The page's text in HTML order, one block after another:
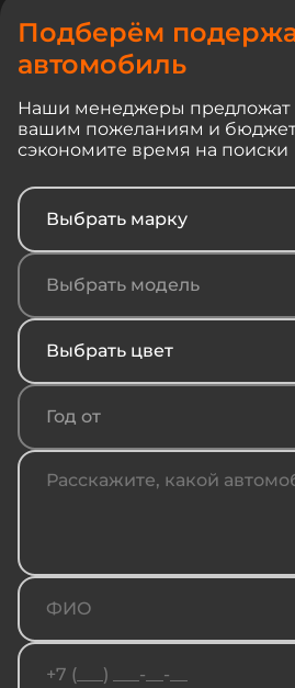
Подберём
автомобиль
Наши менеджеры предложат
вашим пожеланиям и
сэкономите время на поиски
Выбрать марку
Выбрать модель
Выбрать цвет
Год от